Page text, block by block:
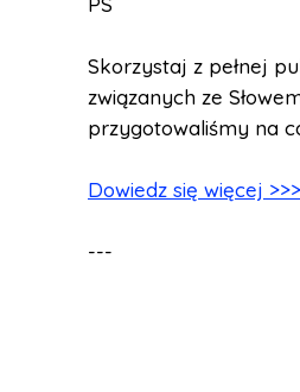
Skorzystaj z pełnej
związanych ze
przygotowaliśmy na
Dowiedz się więcej
---